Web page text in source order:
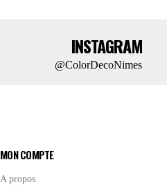
INSTAGRAM
@ColorDecoNimes
MON COMPTE
A propos